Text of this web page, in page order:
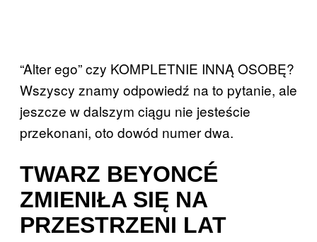
“Alter ego” czy KOMPLETNIE INNĄ OSOBĘ?
Wszyscy znamy odpowiedź na to pytanie, ale
jeszcze w dalszym ciągu nie jesteście
przekonani, oto dowód numer dwa.
TWARZ BEYONCÉ
ZMIENIŁA SIĘ NA
PRZESTRZENI LAT